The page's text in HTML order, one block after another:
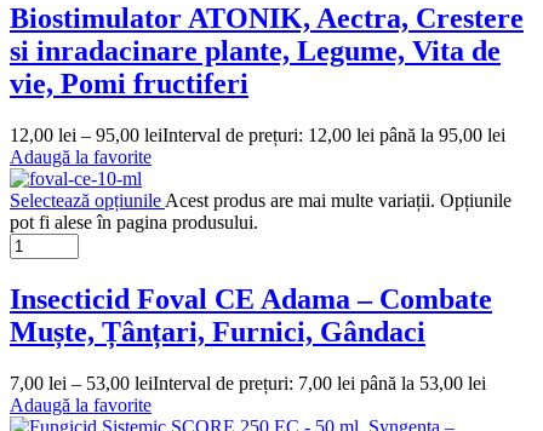
Biostimulator ATONIK, Aectra, Crestere
si inradacinare plante, Legume, Vita de
vie, Pomi fructiferi
12,00 lei – 95,00 leiInterval de prețuri: 12,00 lei până la 95,00 lei
Adaugă la favorite
Selectează opțiunile Acest produs are mai multe variații. Opțiunile
pot fi alese în pagina produsului.
Insecticid Foval CE Adama – Combate
Muște, Țânțari, Furnici, Gândaci
7,00 lei – 53,00 leiInterval de prețuri: 7,00 lei până la 53,00 lei
Adaugă la favorite